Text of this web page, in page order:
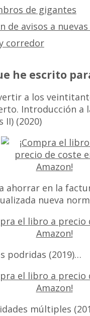
de gigantes
de avisos a
corredor
he escrito
a los
Introducción a
II) (2020)
ahorrar en la
nueva
podridas (2019)…
múltiples